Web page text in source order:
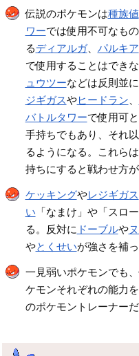
伝説のポケモンは種族値
ワーでは使用不可なも
るディアルガ、 パルキア
で使用することはできな
ュウツーなどは反則並に
ジギガスやヒードラン
バトルタワーで使用可
手持ちでもあり、それ
るようになる。これら
持ちにすると戦わせ方
ケッキングやレジギガス
い 「なまけ」や「スロ
る。反対に ドーブルや
やとくせいが強さを補
一見弱いポケモンでも
ケモンそれぞれの能力
のポケモントレーナーだ